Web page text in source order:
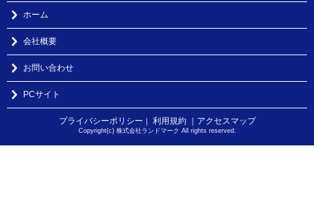
ホーム
会社概要
お問い合わせ
PCサイト
プライバシーポリシー ｜ 利用規約 ｜アクセスマップ
Copyright(c) 株式会社ランドマーク All rights reserved.